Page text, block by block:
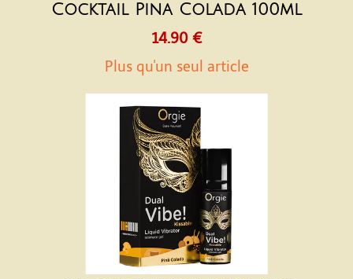
Cocktail Pina Colada 100ml
14.90 €
Plus qu'un seul article